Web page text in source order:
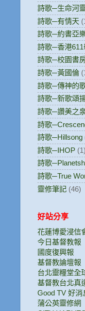
詩歌─生命河
詩歌─有情天
詩歌─約書亞
詩歌─香港
詩歌─校園書
詩歌─黃國倫
詩歌─傳神的
詩歌─新歌頌
詩歌─讚美之
詩歌
詩歌─Hillsong
詩歌─IHOP (1)
詩歌
詩歌─True
靈修筆記 (46)
好站分享
花蓮博愛浸信
今日基督教報
國度復興報
基督教論壇報
台北靈糧堂全
基督教台北真
Good TV 好消
蒲公英靈修網